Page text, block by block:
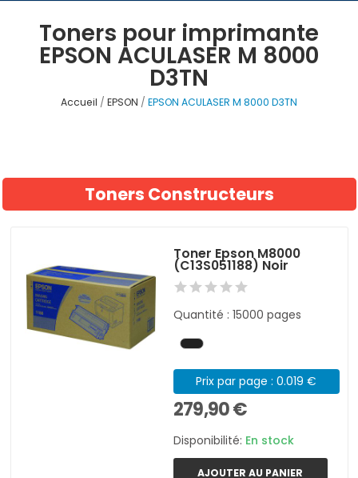
Toners pour imprimante
EPSON ACULASER M 8000
D3TN
Accueil EPSON EPSON ACULASER M 8000 D3TN
Toners Constructeurs
Toner Epson M8000
(C13S051188) Noir
Quantité : 15000 pages
Prix par page : 0.019 €
279,90 €
Disponibilité: En stock
AJOUTER AU PANIER